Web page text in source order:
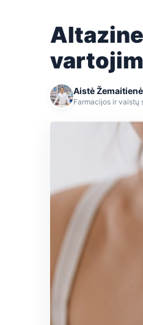
Aistė Žemaitienė
Farmacijos ir vaistų